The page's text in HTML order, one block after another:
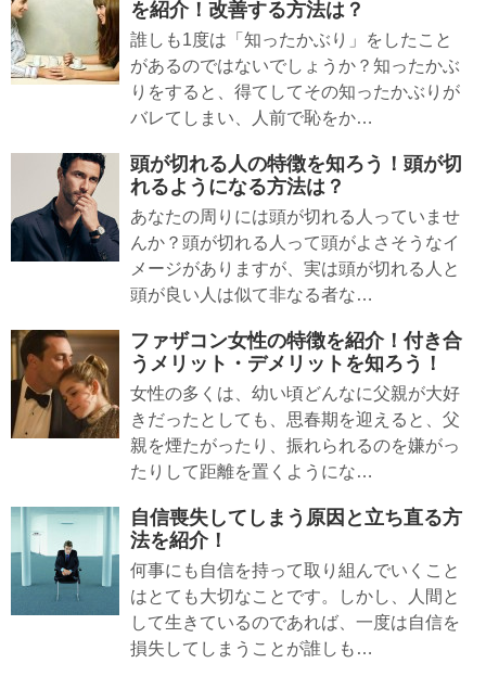
を紹介！改善する方法は？
誰しも1度は「知ったかぶり」をしたこと
があるのではないでしょうか？知ったかぶ
りをすると、得てしてその知ったかぶりが
バレてしまい、人前で恥をか…
頭が切れる人の特徴を知ろう！頭が切
れるようになる方法は？
あなたの周りには頭が切れる人っていませ
んか？頭が切れる人って頭がよさそうなイ
メージがありますが、実は頭が切れる人と
頭が良い人は似て非なる者な…
ファザコン女性の特徴を紹介！付き合
うメリット・デメリットを知ろう！
女性の多くは、幼い頃どんなに父親が大好
きだったとしても、思春期を迎えると、父
親を煙たがったり、振れられるのを嫌がっ
たりして距離を置くようにな…
自信喪失してしまう原因と立ち直る方
法を紹介！
何事にも自信を持って取り組んでいくこと
はとても大切なことです。しかし、人間と
して生きているのであれば、一度は自信を
損失してしまうことが誰しも…